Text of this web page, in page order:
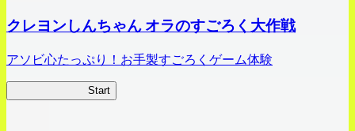
クレヨンしんちゃん オラのすごろく大作戦
アソビ心たっぷり！お手製すごろくゲーム体験
Start